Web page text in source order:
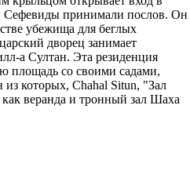
Сефевиды принимали послов. Он
убежища для беглых
дворец занимает
а Султан. Эта резиденция
площадь со своими садами,
которых, Chahal Situn, "Зал
веранда и тронный зал Шаха